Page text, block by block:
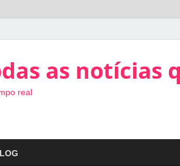
as notícias
real